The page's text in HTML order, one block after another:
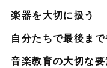
楽器を大切に扱う
自分たちで最後ま
音楽教育の大切な